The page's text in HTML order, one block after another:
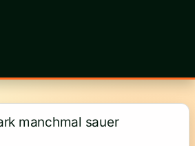
manchmal sauer